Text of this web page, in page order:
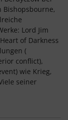
Bishopsbourne,
Lord Jim
of Darkness
(
conflict),
wie Krieg,
seiner